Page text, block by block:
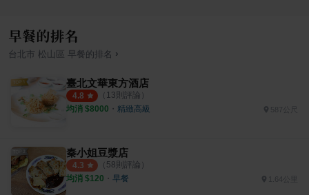
早餐的排名
台北市 松山區 早餐的排名 ›
臺北文華東方酒店
4.8 （ 13則評論）
均消 $8000 ・ 精緻高級 587公尺
秦小姐豆漿店
4.3 （ 58則評論）
均消 $120 ・ 早餐 1.64公里